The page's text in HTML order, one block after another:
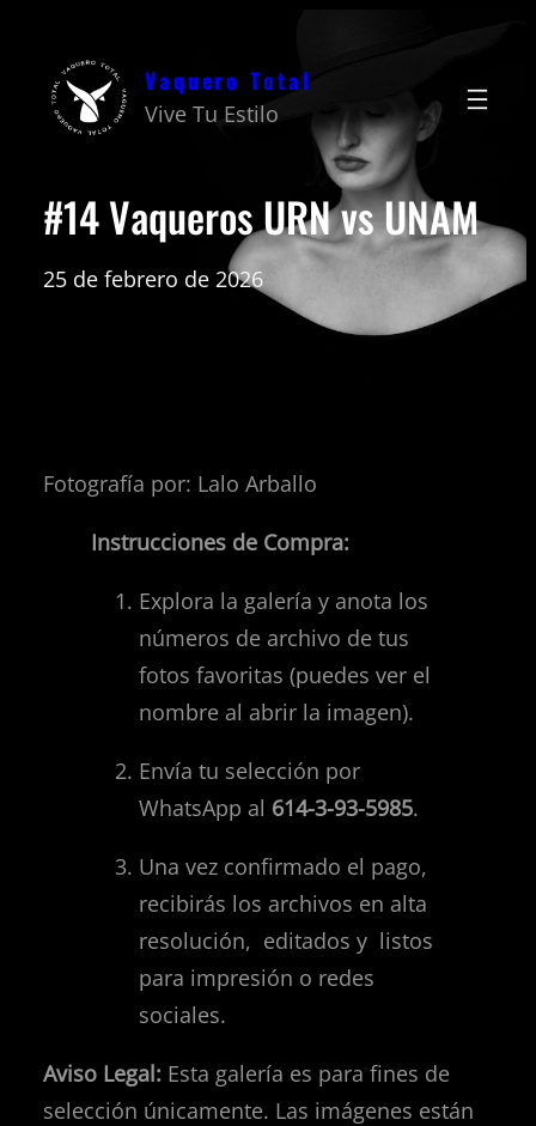
contenido
Vaquero Total
Vive Tu Estilo
#14 Vaqueros URN vs UNAM
25 de febrero de 2026
Fotografía por: Lalo Arballo
Instrucciones de Compra:
Explora la galería y anota los
números de archivo de tus
fotos favoritas (puedes ver el
nombre al abrir la imagen).
Envía tu selección por
WhatsApp al 614-3-93-5985.
Una vez confirmado el pago,
recibirás los archivos en alta
resolución, editados y listos
para impresión o redes
sociales.
Aviso Legal: Esta galería es para fines de
selección únicamente. Las imágenes están